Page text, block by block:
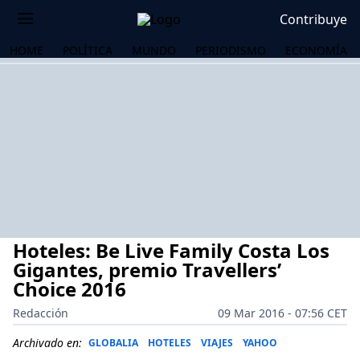
Contribuye
HOME POLÍTICA MUNDO PERIODISMO ECONOMÍA
Hoteles: Be Live Family Costa Los
Gigantes, premio Travellers’
Choice 2016
Redacción
09 Mar 2016 - 07:56 CET
Archivado en: GLOBALIA HOTELES VIAJES YAHOO